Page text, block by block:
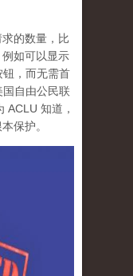
的数量，比
如可以显示
钮，而无需首
自由公民联
ACLU 知道，
保护。